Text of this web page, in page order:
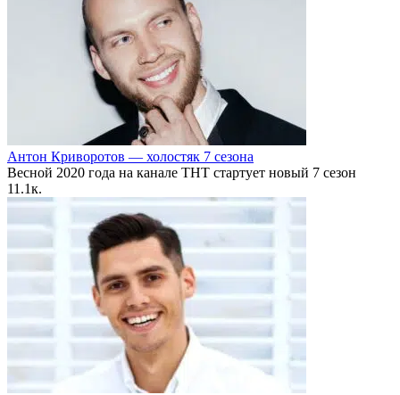
Антон Криворотов — холостяк 7 сезона
Весной 2020 года на канале ТНТ стартует новый 7 сезон
11.1к.